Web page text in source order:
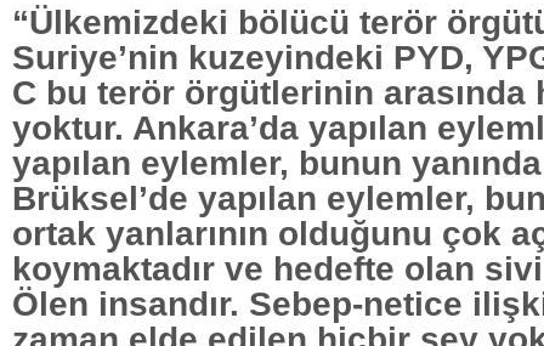
“Ülkemizdeki bölücü terör
Suriye’nin kuzeyindeki PYD,
C bu terör örgütlerinin arasında
yoktur. Ankara’da yapılan
yapılan eylemler, bunun
Brüksel’de yapılan eylemler,
ortak yanlarının olduğunu çok
koymaktadır ve hedefte olan
Ölen insandır. Sebep-netice
zaman elde edilen hiçbir şey